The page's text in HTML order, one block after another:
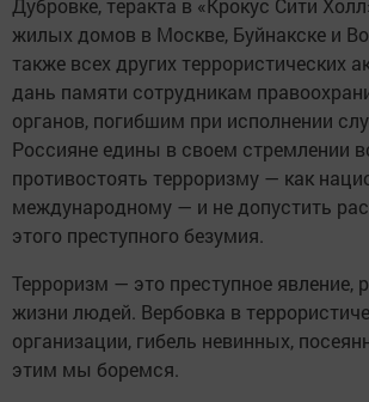
Дубровке, теракта в «Крокус Сити
жилых домов в Москве, Буйнакске и
также всех других террористических
дань памяти сотрудникам
органов, погибшим при исполнении
Россияне едины в своем стремлении
противостоять терроризму — как
международному — и не допустить
этого преступного безумия.
Терроризм — это преступное
жизни людей. Вербовка в
организации, гибель невинных,
этим мы боремся.